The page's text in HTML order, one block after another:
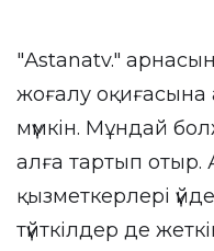
"Аstanatv."
жоғалу оқиғасына
мүмкін. Мұндай
алға тартып отыр.
қызметкерлері
түйткілдер де